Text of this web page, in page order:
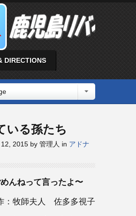
DIRECTIONS
いる孫たち
2015 by 管理人 in アドナ
んねって言ったよ〜
：牧師夫人 佐多多視子